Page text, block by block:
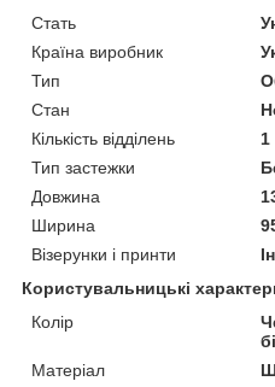
Стать
Країна виробник
Тип
Стан
Кількість відділень
1
Тип застежки
Довжина
Ширина
Візерунки і принти
Користувальницькі
Колір
Матеріал